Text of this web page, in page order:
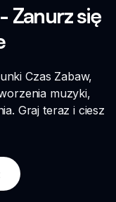
Zanurz się
Czas Zabaw,
muzyki,
Graj teraz i ciesz